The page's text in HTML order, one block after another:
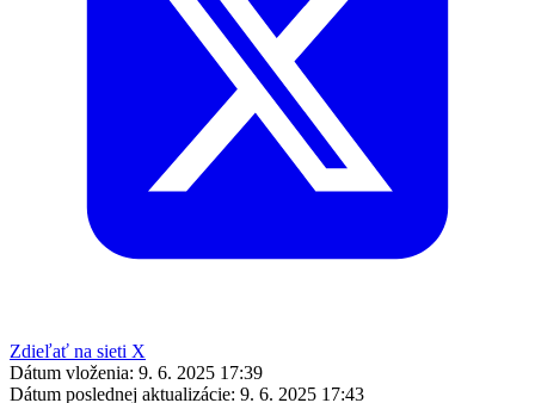
Zdieľať na sieti X
Dátum vloženia: 9. 6. 2025 17:39
Dátum poslednej aktualizácie: 9. 6. 2025 17:43